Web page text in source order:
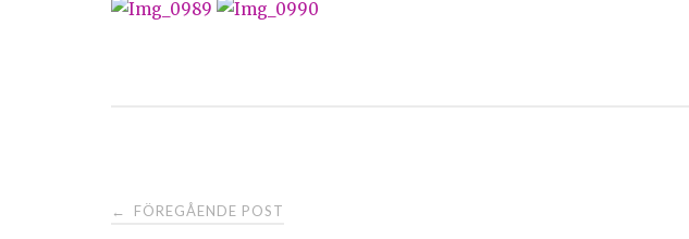
Post
← FÖREGÅENDE POST